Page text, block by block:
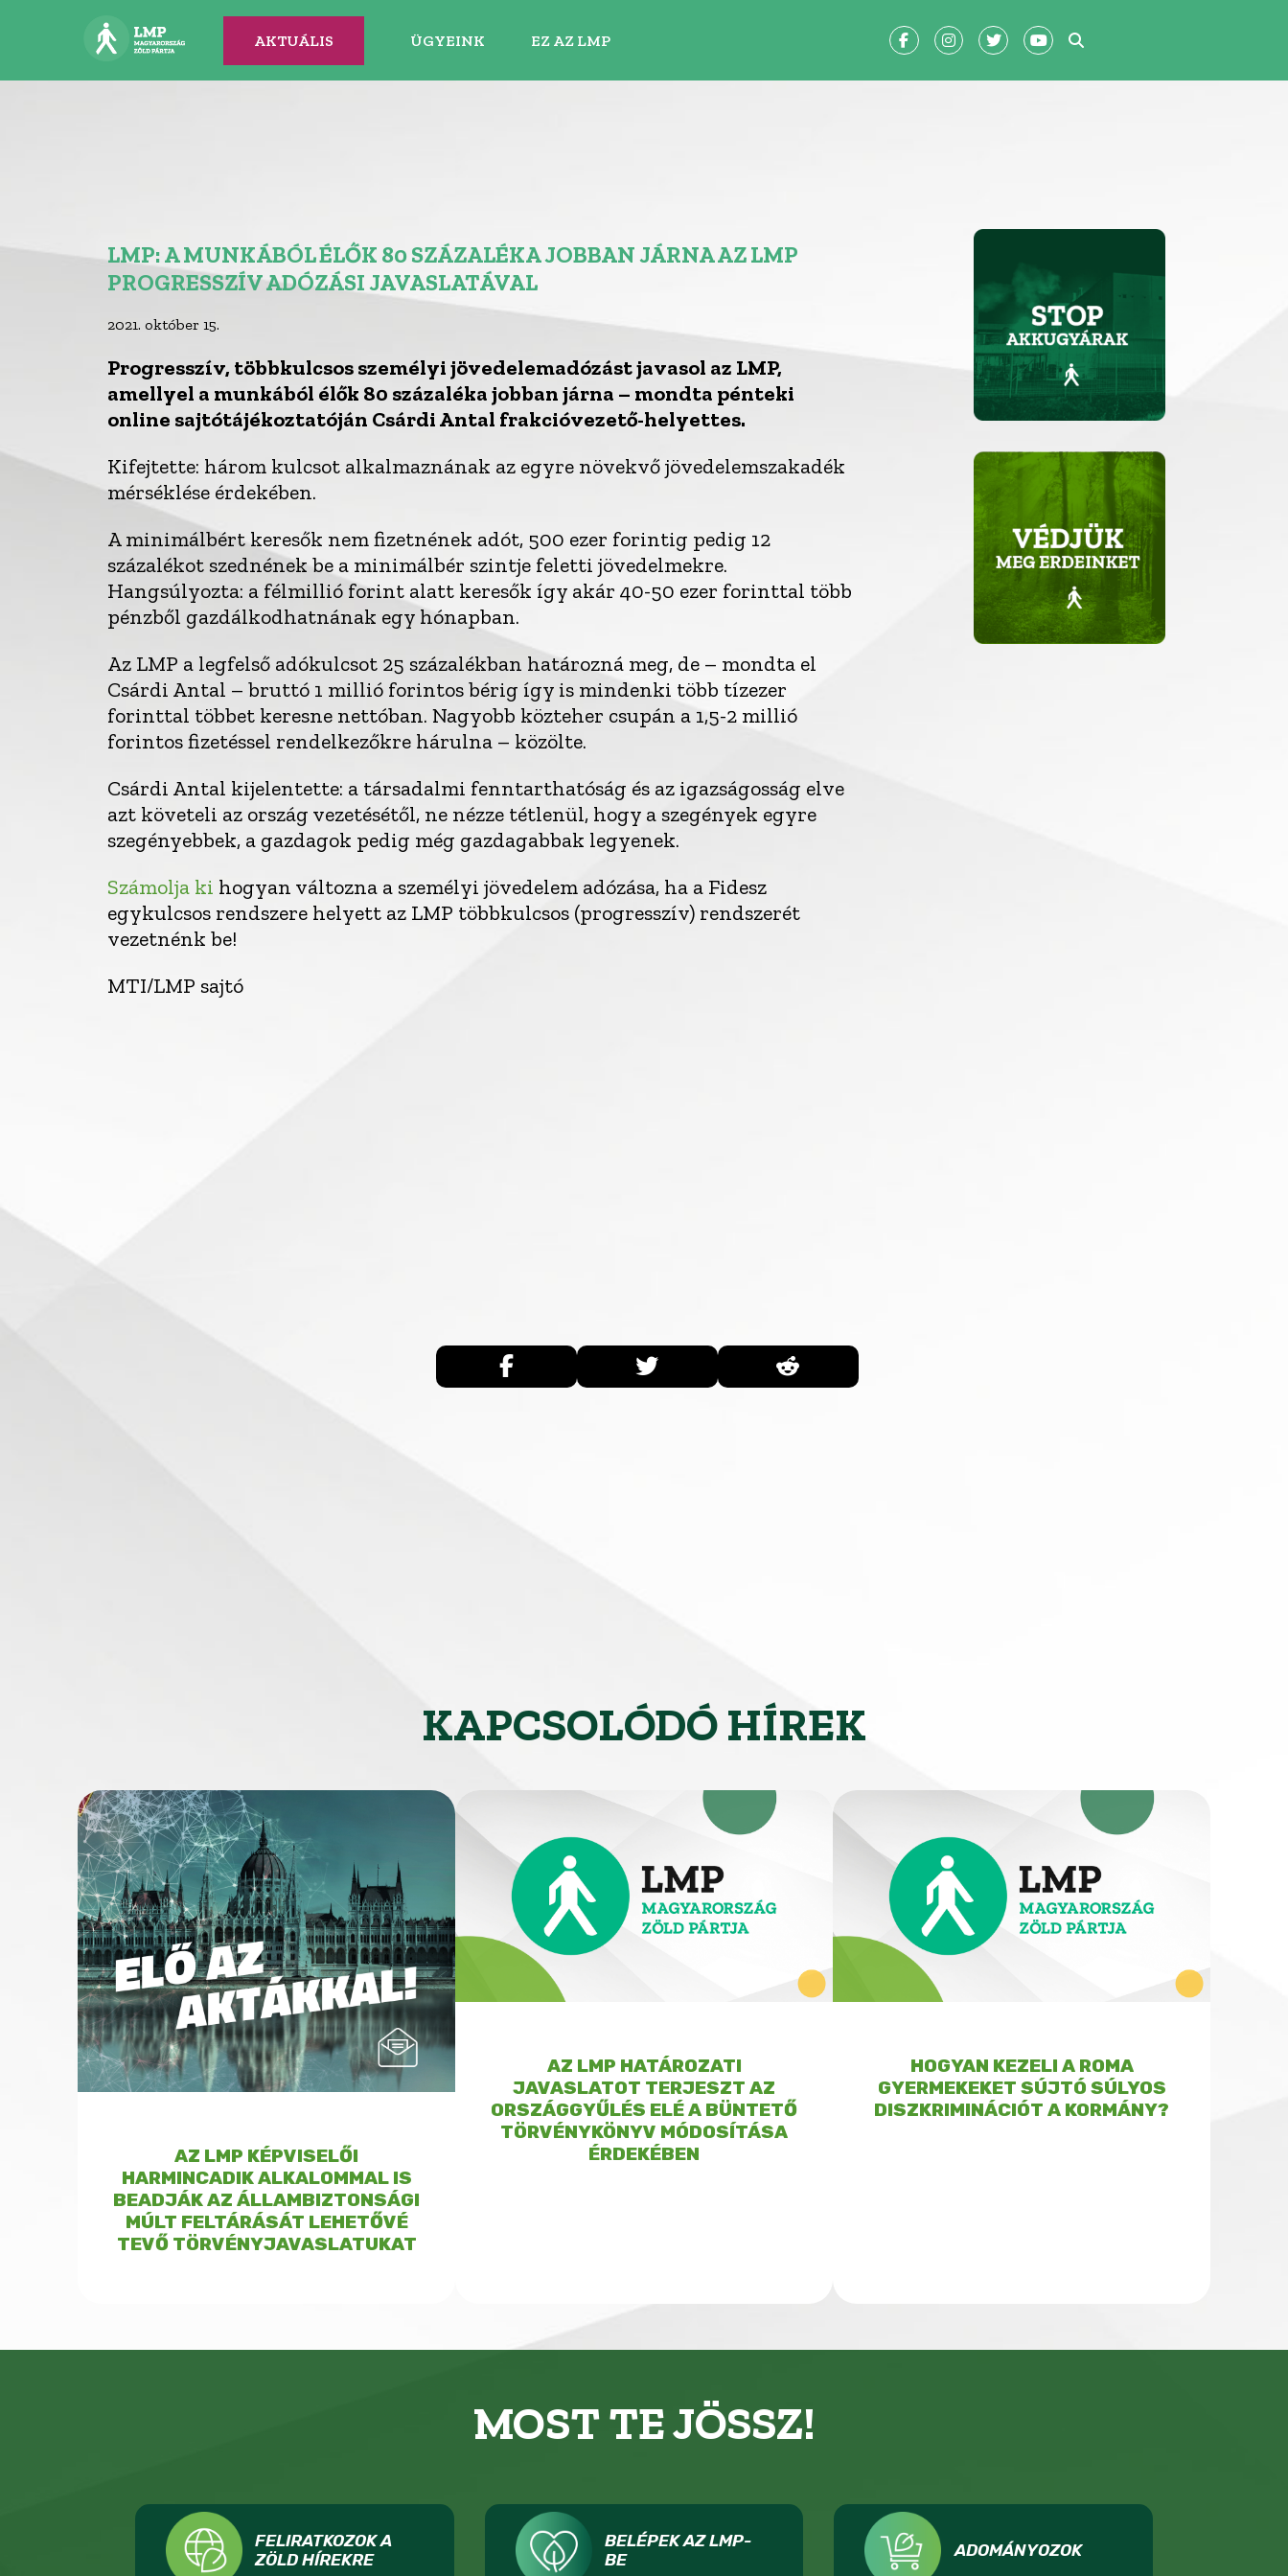
AKTUÁLIS ÜGYEINK EZ AZ LMP
LMP: A MUNKÁBÓL ÉLŐK 80 SZÁZALÉKA JOBBAN JÁRNA AZ LMP
PROGRESSZÍV ADÓZÁSI JAVASLATÁVAL
2021. október 15.
Progresszív, többkulcsos személyi jövedelemadózást javasol az LMP,
amellyel a munkából élők 80 százaléka jobban járna – mondta pénteki
online sajtótájékoztatóján Csárdi Antal frakcióvezető-helyettes.
Kifejtette: három kulcsot alkalmaznának az egyre növekvő jövedelemszakadék
mérséklése érdekében.
A minimálbért keresők nem fizetnének adót, 500 ezer forintig pedig 12
százalékot szednének be a minimálbér szintje feletti jövedelmekre.
Hangsúlyozta: a félmillió forint alatt keresők így akár 40-50 ezer forinttal több
pénzből gazdálkodhatnának egy hónapban.
Az LMP a legfelső adókulcsot 25 százalékban határozná meg, de – mondta el
Csárdi Antal – bruttó 1 millió forintos bérig így is mindenki több tízezer
forinttal többet keresne nettóban. Nagyobb közteher csupán a 1,5-2 millió
forintos fizetéssel rendelkezőkre hárulna – közölte.
Csárdi Antal kijelentette: a társadalmi fenntarthatóság és az igazságosság elve
azt követeli az ország vezetésétől, ne nézze tétlenül, hogy a szegények egyre
szegényebbek, a gazdagok pedig még gazdagabbak legyenek.
Számolja ki hogyan változna a személyi jövedelem adózása, ha a Fidesz
egykulcsos rendszere helyett az LMP többkulcsos (progresszív) rendszerét
vezetnénk be!
MTI/LMP sajtó
KAPCSOLÓDÓ HÍREK
AZ LMP KÉPVISELŐI
HARMINCADIK ALKALOMMAL IS
BEADJÁK AZ ÁLLAMBIZTONSÁGI
MÚLT FELTÁRÁSÁT LEHETŐVÉ
TEVŐ TÖRVÉNYJAVASLATUKAT
AZ LMP HATÁROZATI
JAVASLATOT TERJESZT AZ
ORSZÁGGYŰLÉS ELÉ A BÜNTETŐ
TÖRVÉNYKÖNYV MÓDOSÍTÁSA
ÉRDEKÉBEN
HOGYAN KEZELI A ROMA
GYERMEKEKET SÚJTÓ SÚLYOS
DISZKRIMINÁCIÓT A KORMÁNY?
MOST TE JÖSSZ!
FELIRATKOZOK A
ZÖLD HÍREKRE
BELÉPEK AZ LMP-
BE
ADOMÁNYOZOK